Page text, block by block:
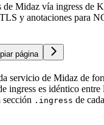
Midaz vía ingress de
TLS y anotaciones para
página
servicio de Midaz de
ingress es idéntico
.ingress de